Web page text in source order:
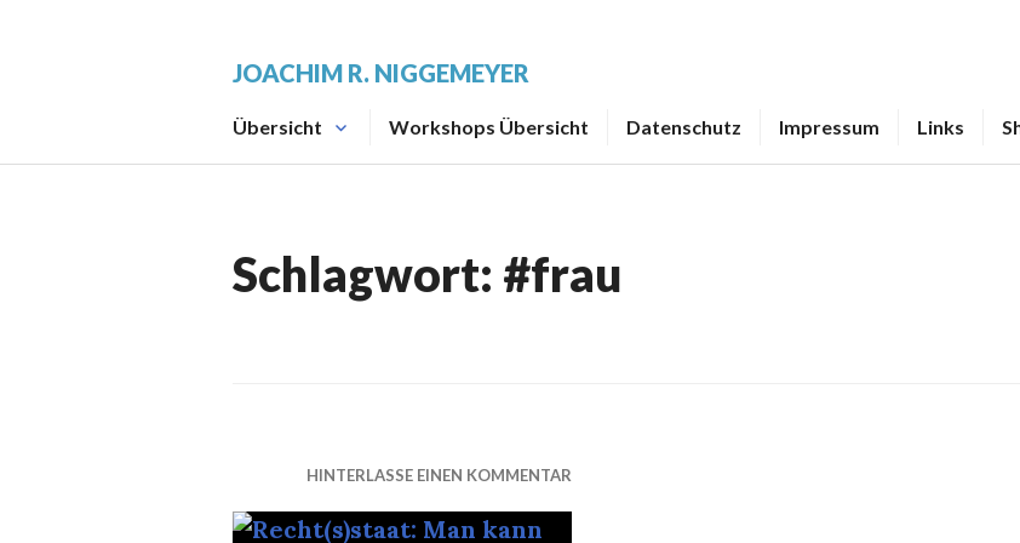
JOACHIM R. NIGGEMEYER
Übersicht Workshops Übersicht Datenschutz Impressum Links
Schlagwort: #frau
HINTERLASSE EINEN KOMMENTAR